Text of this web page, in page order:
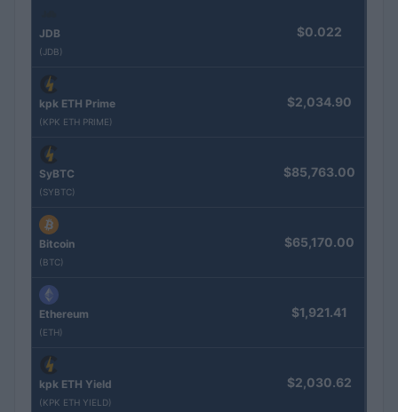
JDB
(JDB)
$0.022
kpk ETH Prime
(KPK ETH PRIME)
$2,034.90
SyBTC
(SYBTC)
$85,763.00
Bitcoin
(BTC)
$65,170.00
Ethereum
(ETH)
$1,921.41
kpk ETH Yield
(KPK ETH YIELD)
$2,030.62